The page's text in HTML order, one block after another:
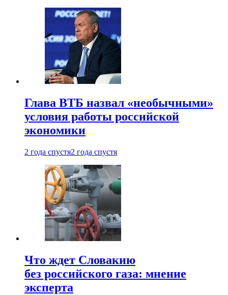
Глава ВТБ назвал «необычными»
условия работы российской
экономики
2 года спустя2 года спустя
Что ждет Словакию
без российского газа: мнение
эксперта